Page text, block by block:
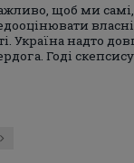
щоб ми
Україна надто
Годі скепсису
Next